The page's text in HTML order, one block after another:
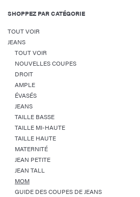
SHOPPEZ PAR CATÉGORIE
TOUT VOIR
JEANS
TOUT VOIR
NOUVELLES COUPES
DROIT
AMPLE
ÉVASÉS
JEANS
TAILLE BASSE
TAILLE MI-HAUTE
TAILLE HAUTE
MATERNITÉ
JEAN PETITE
JEAN TALL
MOM
GUIDE DES COUPES DE JEANS